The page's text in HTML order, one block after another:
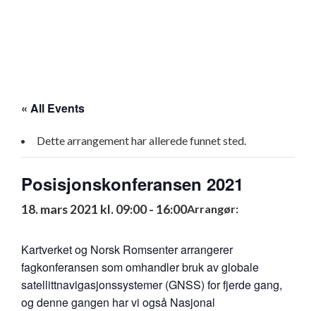
« All Events
Dette arrangement har allerede funnet sted.
Posisjonskonferansen 2021
18. mars 2021 kl. 09:00- 16:00Arrangør:
Kartverket og Norsk Romsenter arrangerer
fagkonferansen som omhandler bruk av globale
satellittnavigasjonssystemer (GNSS) for fjerde gang,
og denne gangen har vi også Nasjonal